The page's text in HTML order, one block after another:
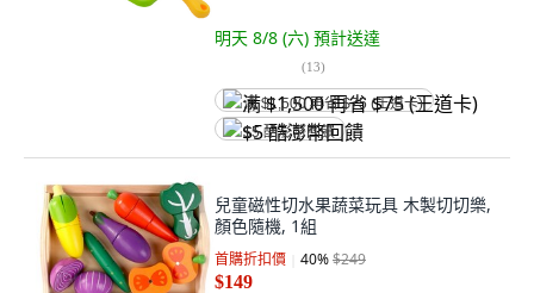
明天 8/8 (六) 預計送達
(13)
满 $1,500 再省 $75 (王道卡)
$5 酷澎幣回饋
兒童磁性切水果蔬菜玩具 木製切切樂,
顏色隨機, 1組
首購折扣價 40%$249
$149